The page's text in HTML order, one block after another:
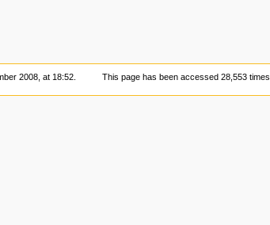
2008, at 18:52. This page has been accessed 28,553 times.